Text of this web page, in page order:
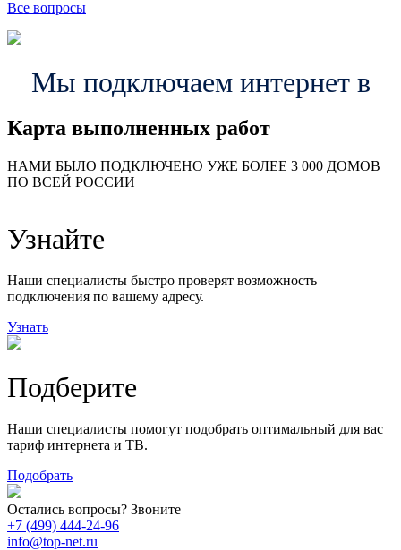
Все вопросы
Мы подключаем интернет в
Карта выполненных работ
НАМИ БЫЛО ПОДКЛЮЧЕНО УЖЕ БОЛЕЕ 3 000 ДОМОВ
ПО ВСЕЙ РОССИИ
57
29
99
48
Узнайте
Наши специалисты быстро проверят возможность
подключения по вашему адресу.
Узнать
Подберите
Наши специалисты помогут подобрать оптимальный для вас
тариф интернета и ТВ.
Подобрать
Остались вопросы? Звоните
+7 (499) 444-24-96
info@top-net.ru